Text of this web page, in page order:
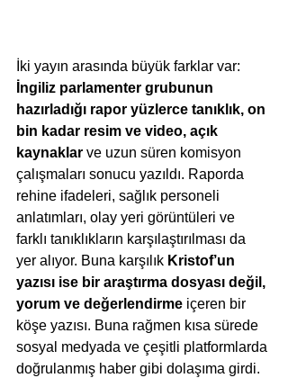
İki yayın arasında büyük farklar var:
İngiliz parlamenter grubunun
hazırladığı rapor yüzlerce tanıklık, on
bin kadar resim ve video, açık
kaynaklar ve uzun süren komisyon
çalışmaları sonucu yazıldı. Raporda
rehine ifadeleri, sağlık personeli
anlatımları, olay yeri görüntüleri ve
farklı tanıklıkların karşılaştırılması da
yer alıyor. Buna karşılık Kristof’un
yazısı ise bir araştırma dosyası değil,
yorum ve değerlendirme içeren bir
köşe yazısı. Buna rağmen kısa sürede
sosyal medyada ve çeşitli platformlarda
doğrulanmış haber gibi dolaşıma girdi.